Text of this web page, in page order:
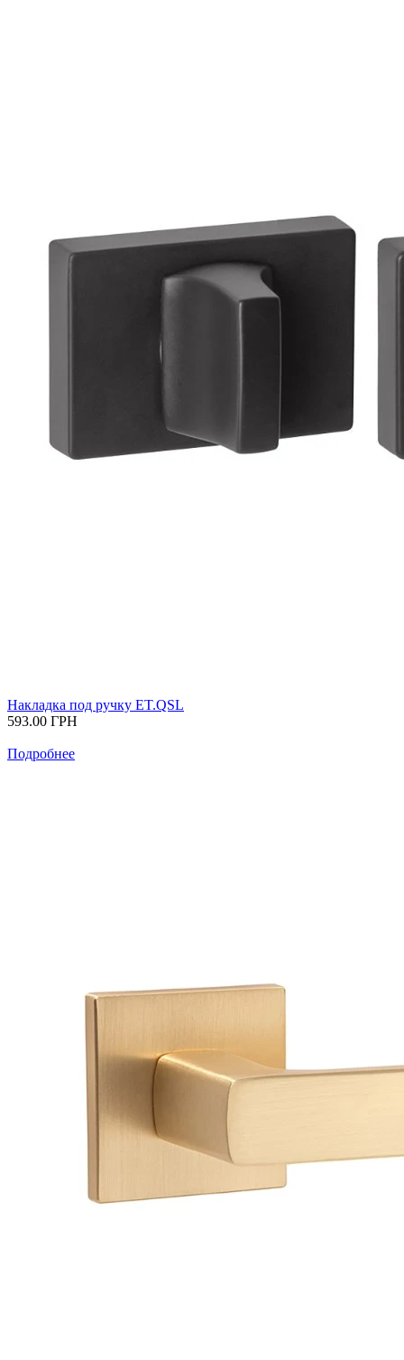
Накладка под ручку ET.QSL
593.00 ГРН
Подробнее